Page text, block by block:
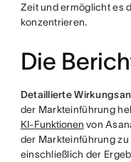
Zeit und ermöglicht es
konzentrieren.
Die
Detaillierte
der Markteinführung
KI-Funktionen von
der Markteinführung
einschließlich der